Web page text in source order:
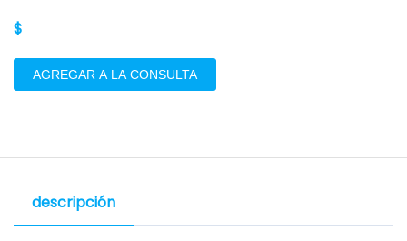
$
AGREGAR A LA CONSULTA
descripción